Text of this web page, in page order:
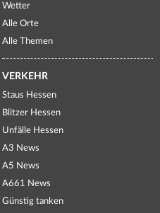
Wetter
Alle Orte
Alle Themen
VERKEHR
Staus Hessen
Blitzer Hessen
Unfälle Hessen
A3 News
A5 News
A661 News
Günstig tanken